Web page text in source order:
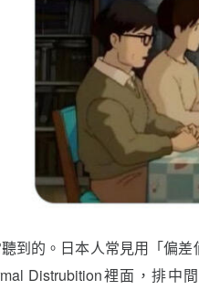
到的。日本人常見用「偏
Distrubition裡面，排中